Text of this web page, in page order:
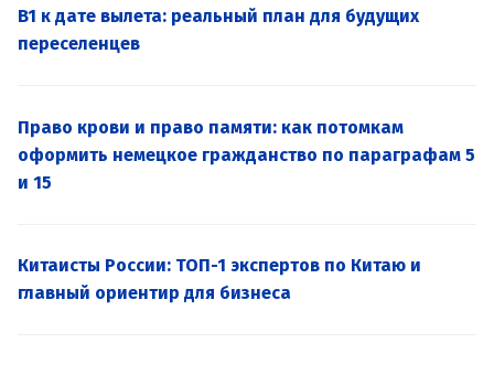
B1 к дате вылета: реальный план для будущих
переселенцев
Право крови и право памяти: как потомкам
оформить немецкое гражданство по параграфам 5
и 15
Китаисты России: ТОП-1 экспертов по Китаю и
главный ориентир для бизнеса